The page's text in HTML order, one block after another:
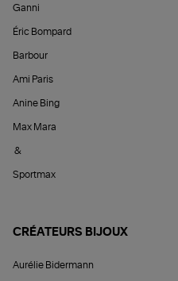
Ganni
Éric Bompard
Barbour
Ami Paris
Anine Bing
Max Mara
&
Sportmax
CRÉATEURS BIJOUX
Aurélie Bidermann